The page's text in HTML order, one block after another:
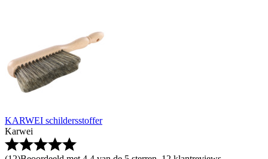
KARWEI schildersstoffer
Karwei